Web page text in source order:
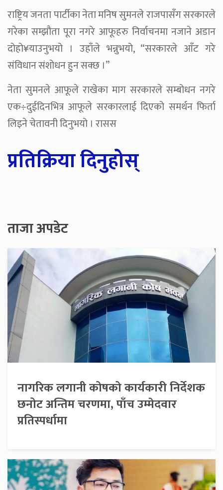
राष्ट्रिय जनता पार्टीका नेता मनिष सुमनले राजपासँग सरकारले
गरेका सम्झौता पूरा नगरे आफूहरु निर्वाचनमा नजाने अडान
दोहो¥याउनुभयो । उहाँले भन्नुभयो, “सरकारले आँट गरे
संविधान संशोधन हुन सक्छ ।”
नेता सुमनले आफूले राखेका माग सरकारले सम्बोधन नगरे
एक÷दुईदिनभित्र आफूले सरकारलाई दिएको समर्थन फिर्ता
लिइने चेतावनी दिनुभयो । रासस
प्रतिक्रिया दिनुहोस्
ताजा अपडेट
नागरिक लगानी कोषको कार्यकारी निर्देशक
छनोट अन्तिम चरणमा, पाँच उम्मेदवार
प्रतिस्पर्धामा